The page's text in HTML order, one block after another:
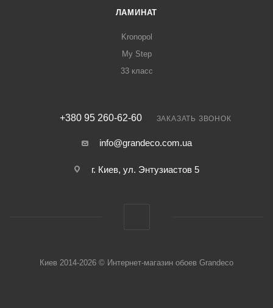
ЛАМИНАТ
Kronopol
My Step
33 класс
+380 95 260-62-60 ЗАКАЗАТЬ ЗВОНОК
info@grandeco.com.ua
г. Киев, ул. Энтузиастов 5
Киев 2014-2026 © Интернет-магазин обоев Grandeco